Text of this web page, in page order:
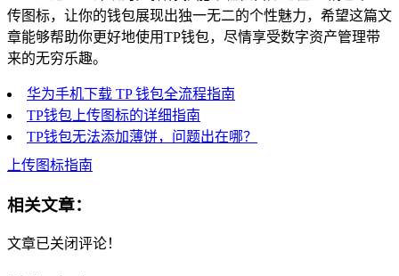
传图标，让你的钱包展现出独一无二的个性魅力，希望这篇文
章能够帮助你更好地使用TP钱包，尽情享受数字资产管理带
来的无穷乐趣。
华为手机下载 TP 钱包全流程指南
TP钱包上传图标的详细指南
TP钱包无法添加薄饼，问题出在哪？
上传图标指南
相关文章：
文章已关闭评论！